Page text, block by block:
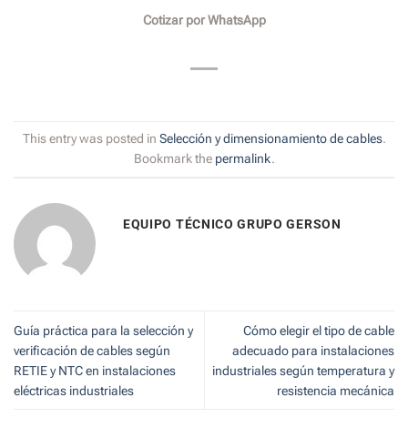
Cotizar por WhatsApp
This entry was posted in Selección y dimensionamiento de cables.
Bookmark the permalink.
EQUIPO TÉCNICO GRUPO GERSON
Guía práctica para la selección y
verificación de cables según
RETIE y NTC en instalaciones
eléctricas industriales
Cómo elegir el tipo de cable
adecuado para instalaciones
industriales según temperatura y
resistencia mecánica